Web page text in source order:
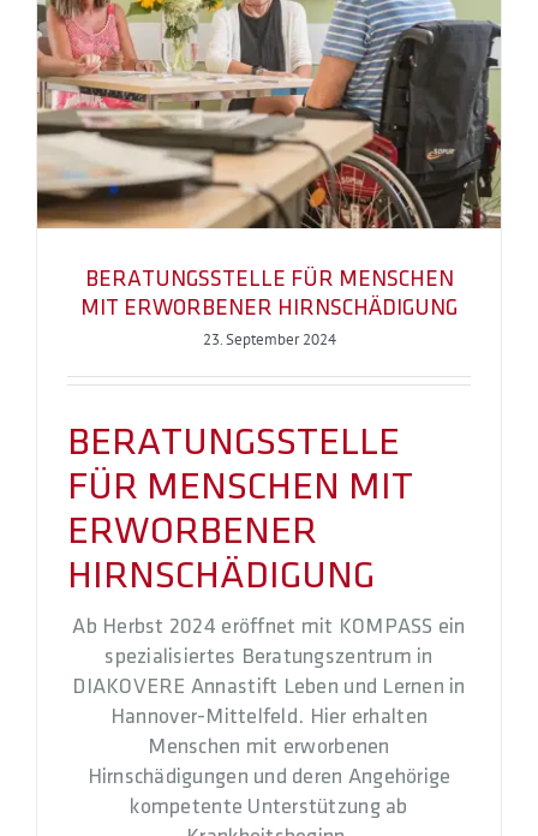
BERATUNGSSTELLE FÜR MENSCHEN
MIT ERWORBENER HIRNSCHÄDIGUNG
23. September 2024
BERATUNGSSTELLE
FÜR MENSCHEN MIT
ERWORBENER
HIRNSCHÄDIGUNG
Ab Herbst 2024 eröffnet mit KOMPASS ein
spezialisiertes Beratungszentrum in
DIAKOVERE Annastift Leben und Lernen in
Hannover-Mittelfeld. Hier erhalten
Menschen mit erworbenen
Hirnschädigungen und deren Angehörige
kompetente Unterstützung ab